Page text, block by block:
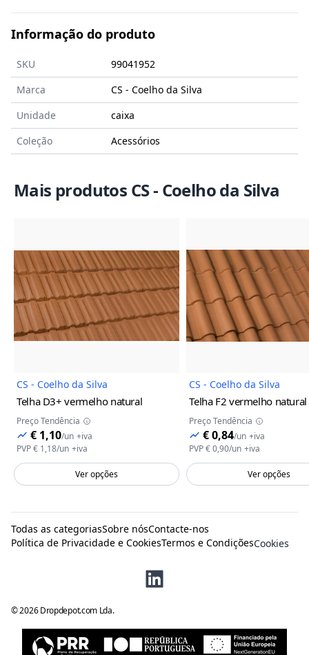
Informação do produto
SKU
99041952
Marca
CS - Coelho da Silva
Unidade
caixa
Coleção
Acessórios
Mais produtos CS - Coelho da Silva
Imagem do Produto
CS - Coelho da Silva
Telha D3+ vermelho natural
Preço Tendência
€ 1,10/un +iva
PVP€ 1,18/un +iva
Ver opções
CS - Coelho da Silva
Telha F2 vermelho natural
Preço Tendência
€ 0,84/un +iva
PVP€ 0,90/un +iva
Ver opções
©2026 Dropdepot.com Lda.
Todas as categoriasSobre nósContacte-nos
Política de Privacidade e CookiesTermos e CondiçõesCookies